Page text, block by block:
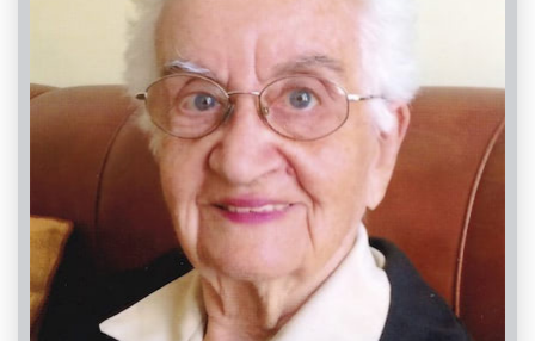
Cervasca, Santo Stefano / Chiesa Parrocchiale di
05/11/2022 17:30
Visibile a tutti gli utenti
INVIA CONDOGLIANZE